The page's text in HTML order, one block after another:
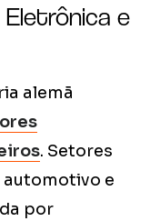
Eletrônica e
alemã
. Setores
automotivo e
por